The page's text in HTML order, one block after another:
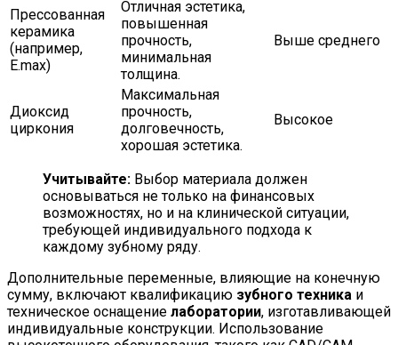
Прессованная
керамика
(например,
E.max)
Отличная эстетика,
повышенная
прочность,
минимальная
толщина.
Выше среднего
Диоксид
циркония
Максимальная
прочность,
долговечность,
хорошая эстетика.
Высокое
Учитывайте: Выбор материала должен
основываться не только на финансовых
возможностях, но и на клинической ситуации,
требующей индивидуального подхода к
каждому зубному ряду.
Дополнительные переменные, влияющие на конечную
сумму, включают квалификацию зубного техника и
техническое оснащение лаборатории, изготавливающей
индивидуальные конструкции. Использование